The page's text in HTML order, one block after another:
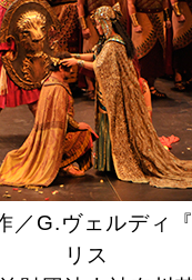
／G.ヴェルディ
リス